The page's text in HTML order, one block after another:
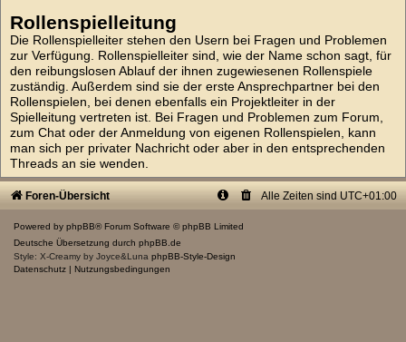
Rollenspielleitung
Die Rollenspielleiter stehen den Usern bei Fragen und Problemen
zur Verfügung. Rollenspielleiter sind, wie der Name schon sagt, für
den reibungslosen Ablauf der ihnen zugewiesenen Rollenspiele
zuständig. Außerdem sind sie der erste Ansprechpartner bei den
Rollenspielen, bei denen ebenfalls ein Projektleiter in der
Spielleitung vertreten ist. Bei Fragen und Problemen zum Forum,
zum Chat oder der Anmeldung von eigenen Rollenspielen, kann
man sich per privater Nachricht oder aber in den entsprechenden
Threads an sie wenden.
Foren-Übersicht Alle Zeiten sind UTC+01:00
Powered by phpBB® Forum Software © phpBB Limited
Deutsche Übersetzung durch phpBB.de
Style: X-Creamy by Joyce&Luna phpBB-Style-Design
Datenschutz
Nutzungsbedingungen